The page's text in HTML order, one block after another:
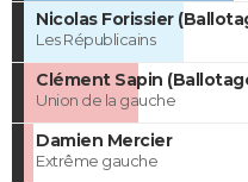
Nicolas Forissier
Les Républicains
Clément Sapin
Union de la gauche
Damien Mercier
Extrême gauche